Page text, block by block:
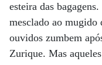
esteira das
mesclado ao mugido
ouvidos zumbem
Zurique. Mas